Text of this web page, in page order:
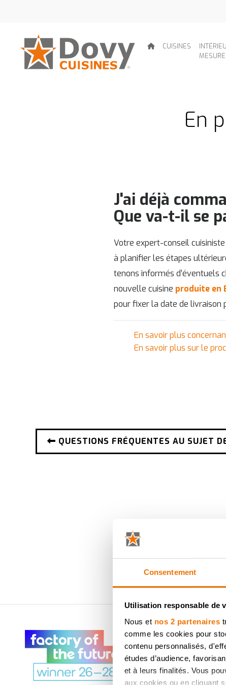
Consentement
Utilisation responsable de
Nous et nos 2 partenaires
comme les cookies pour
contenu personnalisés,
études d’audience,
et à leurs finalités. Vous
aux cookies ou en cliquant
CUISINES
MESURE
En
J'ai déjà
Que va-t-il se
Votre expert-conseil
à planifier les étapes
tenons informés d’éventuels
nouvelle cuisine produite en
pour fixer la date de livraison
En savoir plus
En savoir plus sur le
QUESTIONS FRÉQUENTES AU SUJET
À PROPOS DE
DOVY
DÉCOUVREZ LES 8